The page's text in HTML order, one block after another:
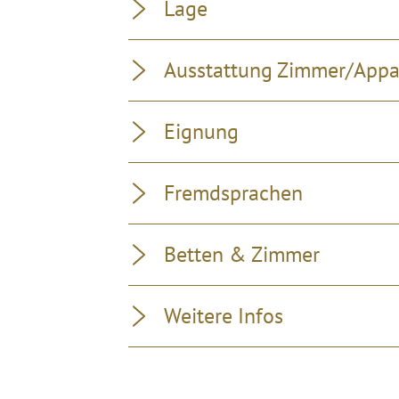
Lage
Ausstattung Zimmer/
Eignung
Fremdsprachen
Betten & Zimmer
Weitere Infos